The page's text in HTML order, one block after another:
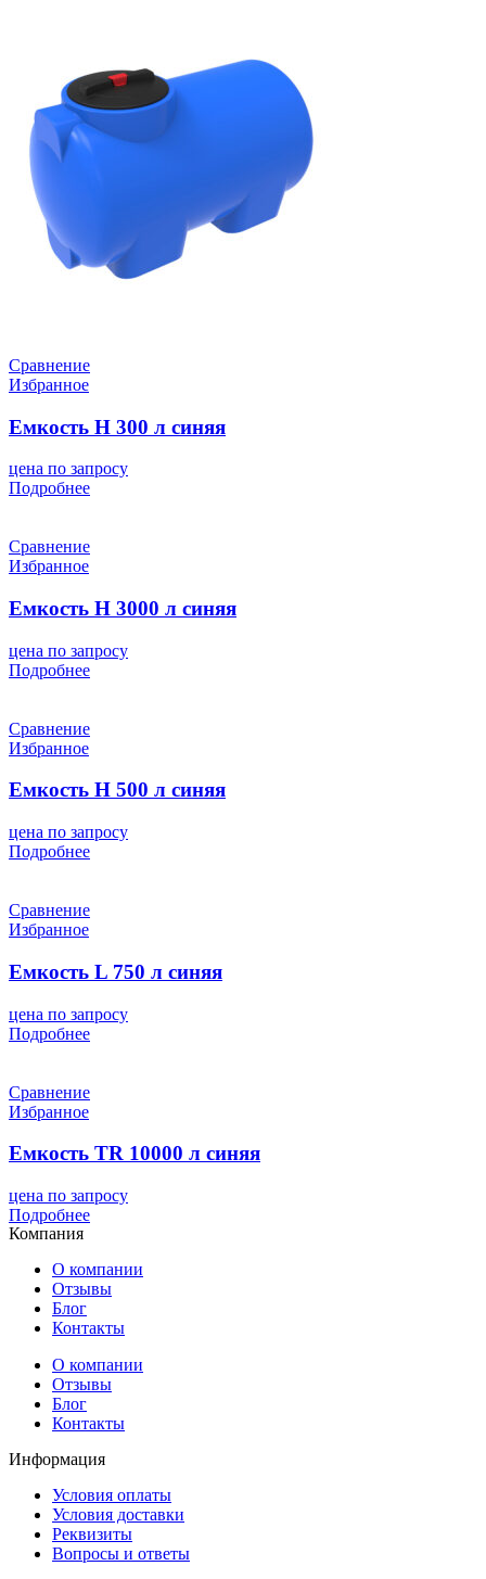
Сравнение
Избранное
Емкость H 300 л синяя
цена по запросу
Подробнее
Сравнение
Избранное
Емкость H 3000 л синяя
цена по запросу
Подробнее
Сравнение
Избранное
Емкость H 500 л синяя
цена по запросу
Подробнее
Сравнение
Избранное
Емкость L 750 л синяя
цена по запросу
Подробнее
Сравнение
Избранное
Емкость TR 10000 л синяя
цена по запросу
Подробнее
Компания
О компании
Отзывы
Блог
Контакты
О компании
Отзывы
Блог
Контакты
Информация
Условия оплаты
Условия доставки
Реквизиты
Вопросы и ответы